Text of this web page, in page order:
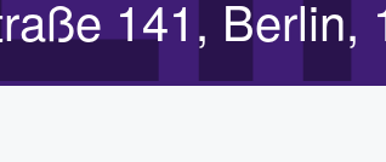
141, Berlin,